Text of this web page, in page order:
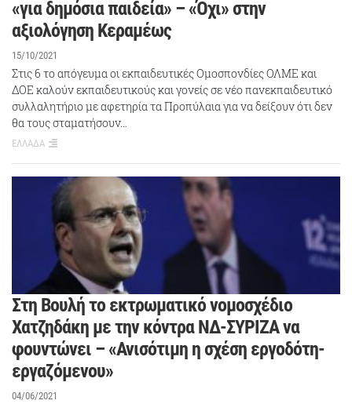
«για δημόσια παιδεία» – «Όχι» στην
αξιολόγηση Κεραμέως
15/10/2021
Στις 6 το απόγευμα οι εκπαιδευτικές Ομοσπονδίες ΟΛΜΕ και
ΔΟΕ καλούν εκπαιδευτικούς και γονείς σε νέο πανεκπαιδευτικό
συλλαλητήριο με αφετηρία τα Προπύλαια για να δείξουν ότι δεν
θα τους σταματήσουν…
ΕΛΛΑΔΑ
Στη Βουλή το εκτρωματικό νομοσχέδιο
Χατζηδάκη με την κόντρα ΝΔ-ΣΥΡΙΖΑ να
φουντώνει – «Ανισότιμη η σχέση εργοδότη-
εργαζόμενου»
04/06/2021